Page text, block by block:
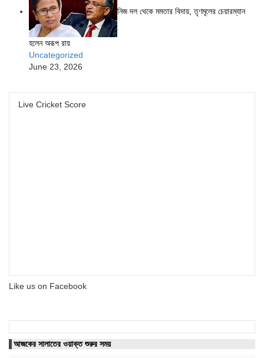
নিজ দল থেকে মমতার বিদায়, তৃণমূলের চেয়ারম্যান
হলেন অরূপ রায়
Uncategorized
June 23, 2026
Live Cricket Score
Like us on Facebook
আজকের সালাতের ওয়াক্ত শুরুর সময়